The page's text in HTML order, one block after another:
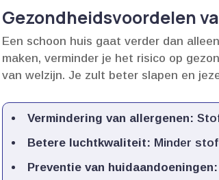
Gezondheidsvoordelen
Een schoon huis gaat verder dan
maken, verminder je het risico op
van welzijn.​ Je zult beter slapen en
Vermindering van allergenen:
Betere luchtkwaliteit: Minder
Preventie van huidaandoeningen: